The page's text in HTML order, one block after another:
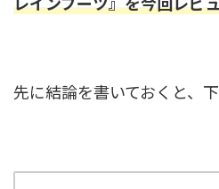
先に結論を書いておくと、